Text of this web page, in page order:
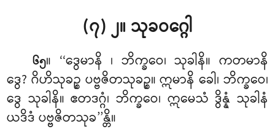
(၇) ၂။ သုခဝဂ္ဂေါ
၆၅။ ‘‘ဒွေမာနိ ၊ ဘိက္ခဝေ၊ သုခါနိ။ ကတမာနိ
ဒွေ? ဂိဟိသုခဉ္စ ပဗ္ဗဇိတသုခဉ္စ။ ဣမာနိ ခေါ၊ ဘိက္ခဝေ၊
ဒွေ သုခါနိ။ ဧတဒဂ္ဂံ၊ ဘိက္ခဝေ၊ ဣမေသံ ဒွိန္နံ သုခါနံ
ယဒိဒံ ပဗ္ဗဇိတသုခ’’န္တိ။